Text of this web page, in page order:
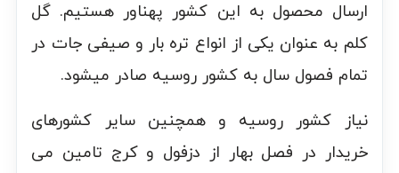
ارسال محصول به این کشور پهناور هستیم. گل
کلم به عنوان یکی از انواع تره بار و صیفی جات در
تمام فصول سال به کشور روسیه صادر میشود.
نیاز کشور روسیه و همچنین سایر کشورهای
خریدار در فصل بهار از دزفول و کرج تامین می